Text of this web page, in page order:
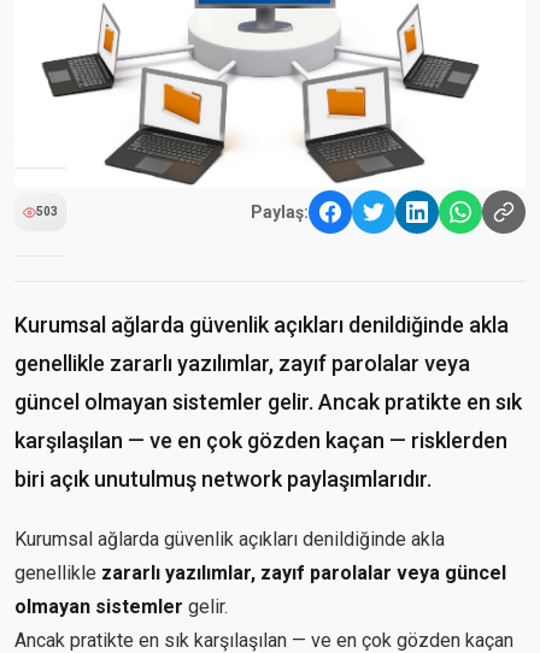
503 Paylaş:
Kurumsal ağlarda güvenlik açıkları denildiğinde akla
genellikle zararlı yazılımlar, zayıf parolalar veya
güncel olmayan sistemler gelir. Ancak pratikte en sık
karşılaşılan — ve en çok gözden kaçan — risklerden
biri açık unutulmuş network paylaşımlarıdır.
Kurumsal ağlarda güvenlik açıkları denildiğinde akla
genellikle zararlı yazılımlar, zayıf parolalar veya güncel
olmayan sistemler gelir.
Ancak pratikte en sık karşılaşılan — ve en çok gözden kaçan